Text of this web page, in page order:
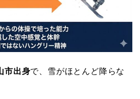
市出身で、雪がほとんど降らな